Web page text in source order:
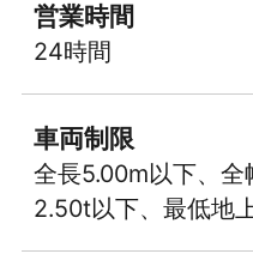
営業時間
24時間
車両制限
全長5.00m以下、
2.50t以下、最低地